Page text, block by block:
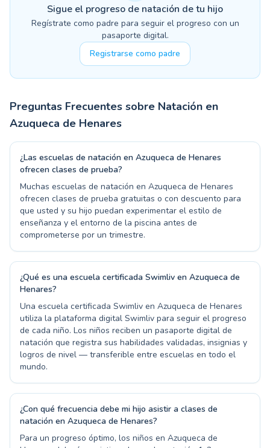
Sigue el progreso de natación de tu hijo
Regístrate como padre para seguir el progreso con un
pasaporte digital.
Registrarse como padre
Preguntas Frecuentes sobre Natación en
Azuqueca de Henares
¿Las escuelas de natación en Azuqueca de Henares
ofrecen clases de prueba?
Muchas escuelas de natación en Azuqueca de Henares
ofrecen clases de prueba gratuitas o con descuento para
que usted y su hijo puedan experimentar el estilo de
enseñanza y el entorno de la piscina antes de
comprometerse por un trimestre.
¿Qué es una escuela certificada Swimliv en Azuqueca de
Henares?
Una escuela certificada Swimliv en Azuqueca de Henares
utiliza la plataforma digital Swimliv para seguir el progreso
de cada niño. Los niños reciben un pasaporte digital de
natación que registra sus habilidades validadas, insignias y
logros de nivel — transferible entre escuelas en todo el
mundo.
¿Con qué frecuencia debe mi hijo asistir a clases de
natación en Azuqueca de Henares?
Para un progreso óptimo, los niños en Azuqueca de